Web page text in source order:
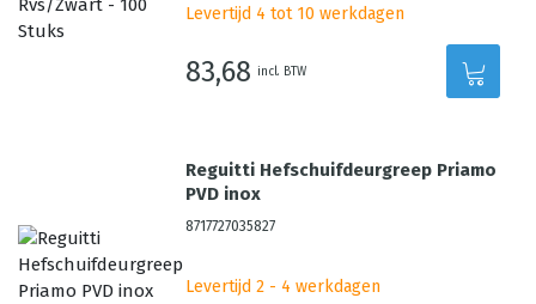
Levertijd 4 tot 10 werkdagen
83,68 incl. BTW
Reguitti Hefschuifdeurgreep Priamo
PVD inox
8717727035827
Levertijd 2 - 4 werkdagen